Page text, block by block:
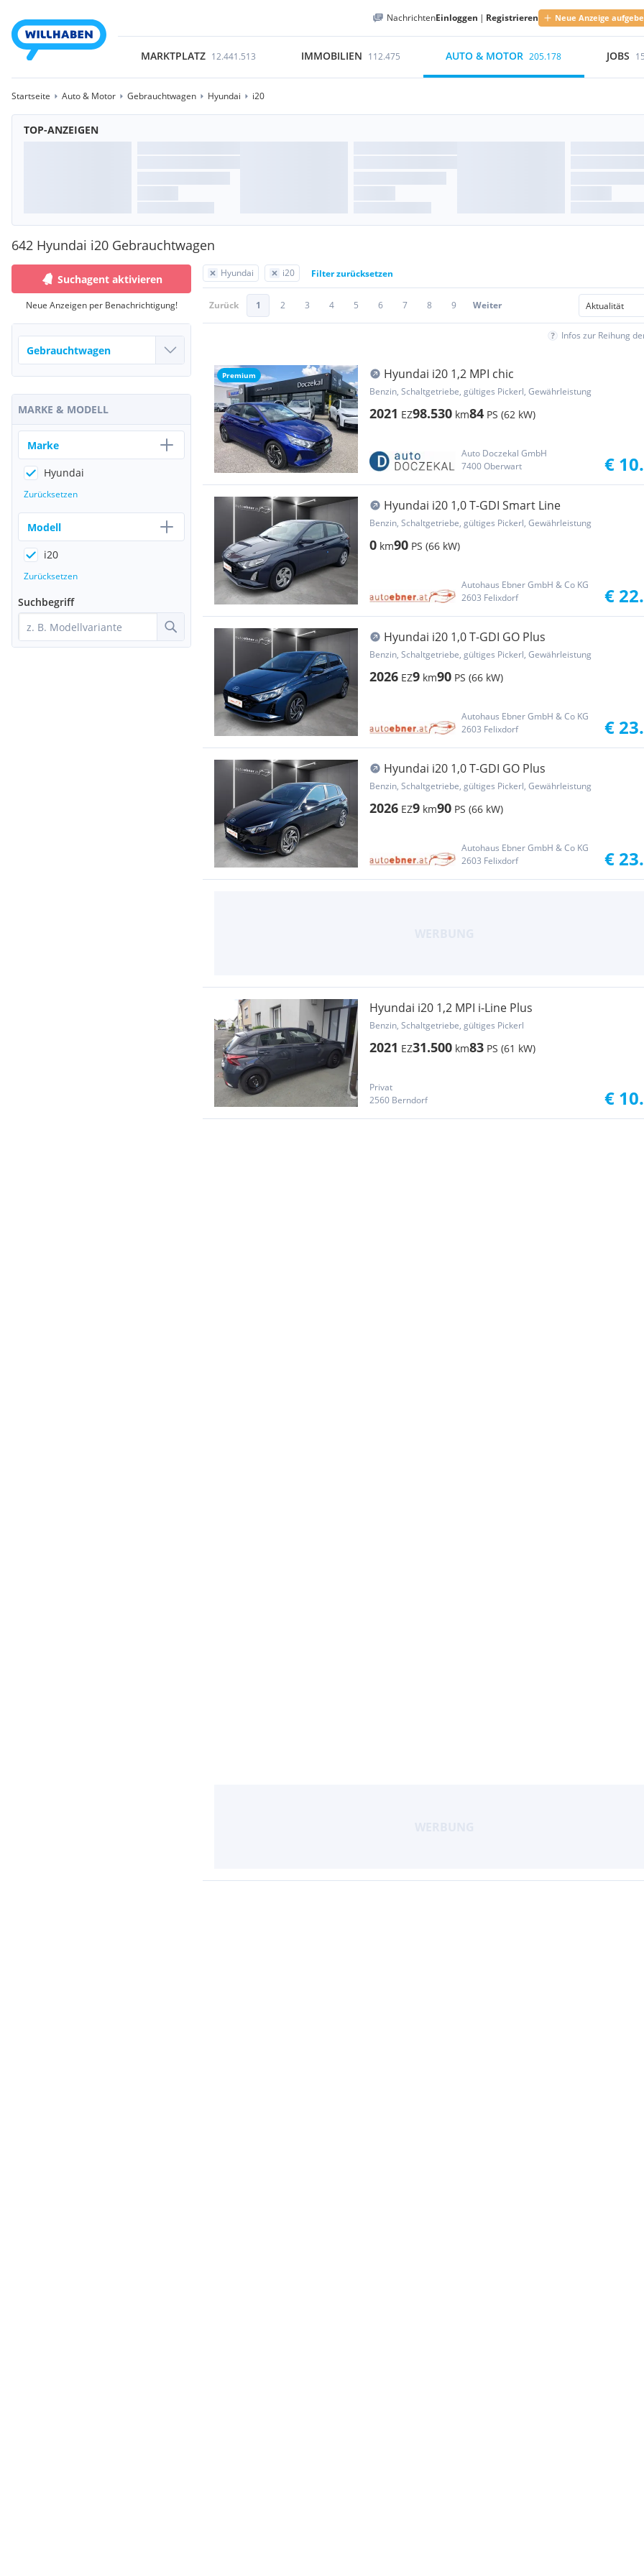
NachrichtenEinloggen | Registrieren Neue Anzeige
MARKTPLATZ 12.441.513 IMMOBILIEN 112.475 AUTO & MOTOR 205.178 JOBS
Startseite Auto & Motor Gebrauchtwagen Hyundai i20
TOP-ANZEIGEN
642 Hyundai i20 Gebrauchtwagen
Hyundai i20 Filter zurücksetzen
Zurück 1 2 3 4 5 6 7 8 9 Weiter
Infos zur Reihung
Premium Hyundai i20 1,2 MPI chic
Benzin, Schaltgetriebe, gültiges Pickerl, Gewährleistung
2021 EZ98.530 km84 PS (62 kW)
Auto Doczekal GmbH
7400 Oberwart
€
Hyundai i20 1,0 T-GDI Smart Line
Benzin, Schaltgetriebe, gültiges Pickerl, Gewährleistung
0 km90 PS (66 kW)
Autohaus Ebner GmbH & Co KG
2603 Felixdorf
€
Hyundai i20 1,0 T-GDI GO Plus
Benzin, Schaltgetriebe, gültiges Pickerl, Gewährleistung
2026 EZ9 km90 PS (66 kW)
Autohaus Ebner GmbH & Co KG
2603 Felixdorf
€
Hyundai i20 1,0 T-GDI GO Plus
Benzin, Schaltgetriebe, gültiges Pickerl, Gewährleistung
2026 EZ9 km90 PS (66 kW)
Autohaus Ebner GmbH & Co KG
2603 Felixdorf
€
Hyundai i20 1,2 MPI i-Line Plus
Benzin, Schaltgetriebe, gültiges Pickerl
2021 EZ31.500 km83 PS (61 kW)
Privat
2560 Berndorf
€
Suchagent aktivieren
Neue Anzeigen per Benachrichtigung!
MARKE & MODELL
Marke
Hyundai
Zurücksetzen
Modell
i20
Zurücksetzen
Suchbegriff